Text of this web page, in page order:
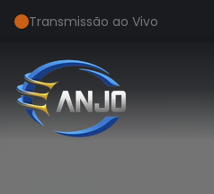
Transmissão ao Vivo